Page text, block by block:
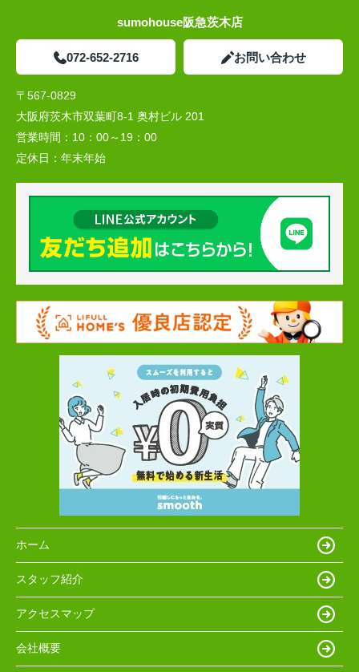
sumohouse阪急茨木店
072-652-2716 お問い合わせ
〒567-0829
大阪府茨木市双葉町8-1 奥村ビル 201
営業時間： 10：00～19：00
定休日： 年末年始
ホーム
スタッフ紹介
アクセスマップ
会社概要